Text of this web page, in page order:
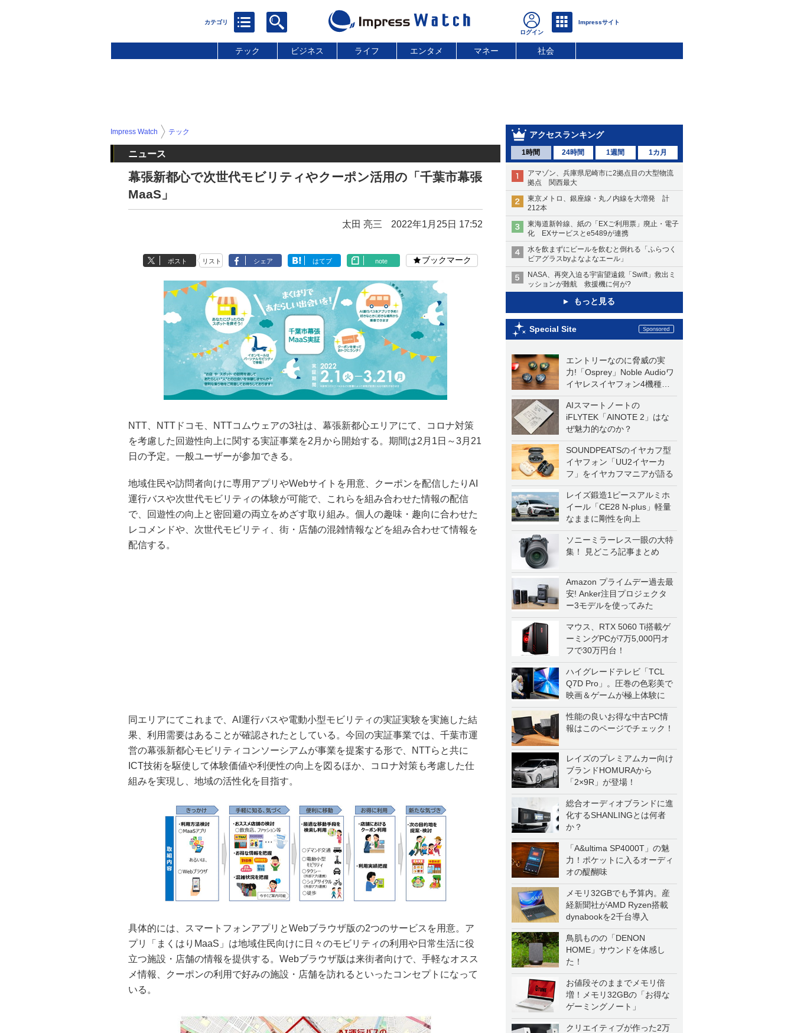
テック ビジネス ライフ エンタメ マネー 社会
アクセスランキング
1時間 24時間 1週間 1カ月
アマゾン、兵庫県尼崎市に2拠点目の大型物流
拠点 関西最大
東京メトロ、銀座線・丸ノ内線を大増発 計
212本
東海道新幹線、紙の「EXご利用票」廃止・電子
化 EXサービスとe5489が連携
水を飲まずにビールを飲むと倒れる「ふらつく
ビアグラスbyよなよなエール」
NASA、再突入迫る宇宙望遠鏡「Swift」救出ミ
ッションが難航 救援機に何が?
もっと見る
Special Site
エントリーなのに脅威の実
力!「Osprey」Noble Audioワ
イヤレスイヤフォン4機種を
一気に聴く
AIスマートノートの
iFLYTEK「AINOTE 2」はな
ぜ魅力的なのか？
SOUNDPEATSのイヤカフ型
イヤフォン「UU2イヤーカ
フ」をイヤカフマニアが語る
レイズ鍛造1ピースアルミホ
イール「CE28 N-plus」軽量
なままに剛性を向上
ソニーミラーレス一眼の大特
集！ 見どころ記事まとめ
Amazon プライムデー過去最
安! Anker注目プロジェクタ
ー3モデルを使ってみた
マウス、RTX 5060 Ti搭載ゲ
ーミングPCが7万5,000円オ
フで30万円台！
ハイグレードテレビ「TCL
Q7D Pro」。圧巻の色彩美で
映画＆ゲームが極上体験に
性能の良いお得な中古PC情
報はこのページでチェック！
レイズのプレミアムカー向け
ブランドHOMURAから
「2×9R」が登場！
総合オーディオブランドに進
化するSHANLINGとは何者
か？
「A&ultima SP4000T」の魅
力！ポケットに入るオーディ
オの醍醐味
メモリ32GBでも予算内。産
経新聞社がAMD Ryzen搭載
dynabookを2千台導入
鳥肌ものの「DENON
HOME」サウンドを体感し
た！
お値段そのままでメモリ倍
増！メモリ32GBの「お得な
ゲーミングノート」
クリエイティブが作った2万
Impress Watch テック
ニュース
幕張新都心で次世代モビリティやクーポン活用の「千葉市幕張
MaaS」
太田 亮三 2022年1月25日 17:52
ポスト リスト シェア はてブ note ブックマーク
NTT、NTTドコモ、NTTコムウェアの3社は、幕張新都心エリアにて、コロナ対策
を考慮した回遊性向上に関する実証事業を2月から開始する。期間は2月1日～3月21
日の予定。一般ユーザーが参加できる。
地域住民や訪問者向けに専用アプリやWebサイトを用意、クーポンを配信したりAI
運行バスや次世代モビリティの体験が可能で、これらを組み合わせた情報の配信
で、回遊性の向上と密回避の両立をめざす取り組み。個人の趣味・趣向に合わせた
レコメンドや、次世代モビリティ、街・店舗の混雑情報などを組み合わせて情報を
配信する。
同エリアにてこれまで、AI運行バスや電動小型モビリティの実証実験を実施した結
果、利用需要はあることが確認されたとしている。今回の実証事業では、千葉市運
営の幕張新都心モビリティコンソーシアムが事業を提案する形で、NTTらと共に
ICT技術を駆使して体験価値や利便性の向上を図るほか、コロナ対策も考慮した仕
組みを実現し、地域の活性化を目指す。
具体的には、スマートフォンアプリとWebブラウザ版の2つのサービスを用意。ア
プリ「まくはりMaaS」は地域住民向けに日々のモビリティの利用や日常生活に役
立つ施設・店舗の情報を提供する。Webブラウザ版は来街者向けで、手軽なオスス
メ情報、クーポンの利用で好みの施設・店舗を訪れるといったコンセプトになって
いる。